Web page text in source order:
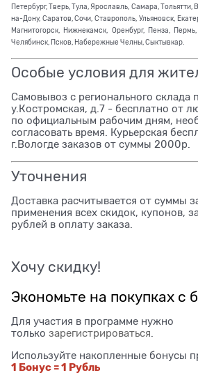
Петербург, Тверь, Тула, Ярославль, Самара, Тольятти,
на-Дону, Саратов, Сочи, Ставрополь, Ульяновск,
Магнитогорск, Нижнекамск, Оренбург, Пенза,
Челябинск, Псков, Набережные Челны, Сыктывкар.
Особые условия для
Самовывоз с регионального склада
у.Костромская, д.7 - бесплатно от
по официальным рабочим дням,
согласовать время. Курьерская
г.Вологде заказов от суммы 2000р.
Уточнения
Доставка расчитывается от суммы
применения всех скидок, купонов,
рублей в оплату заказа.
Хочу скидку!
Экономьте на покупках с
Для участия в программе нужно
только зарегистрироваться
Используйте накопленные бонусы
1 Бонус = 1 Рубль